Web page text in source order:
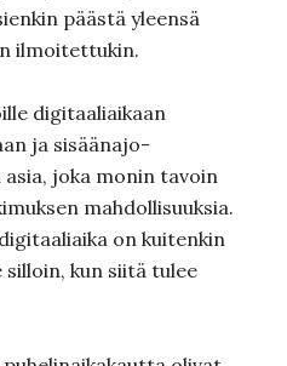
päästä yleensä
ilmoitettukin.
digitaaliaikaan
ja sisäänajo-
joka monin tavoin
mahdollisuuksia.
on kuitenkin
kun siitä tulee